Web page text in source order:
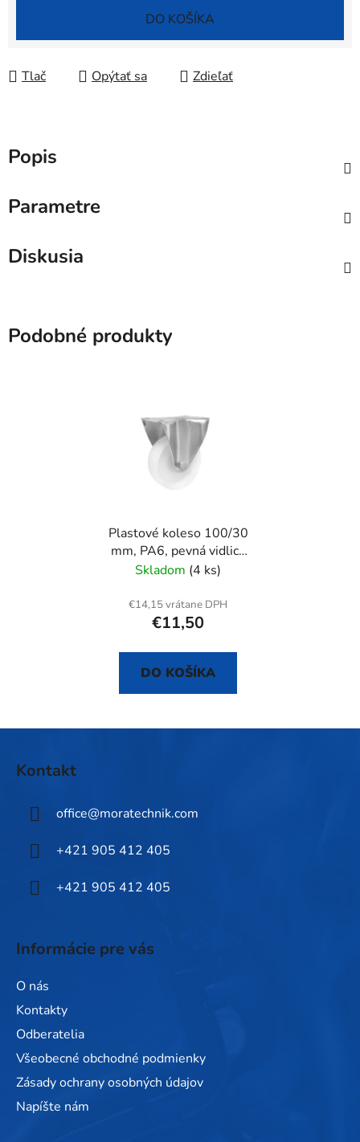
DO KOŠÍKA
Tlač Opýtať sa Zdieľať
Popis
Parametre
Diskusia
Podobné produkty
Plastové koleso 100/30
mm, PA6, pevná vidlica
s doskou nerez
Skladom (4 ks)
€14,15 vrátane DPH
€11,50
DO KOŠÍKA
Kontakt
office@moratechnik.com
+421 905 412 405
+421 905 412 405
Informácie pre vás
O nás
Kontakty
Odberatelia
Všeobecné obchodné podmienky
Zásady ochrany osobných údajov
Napíšte nám